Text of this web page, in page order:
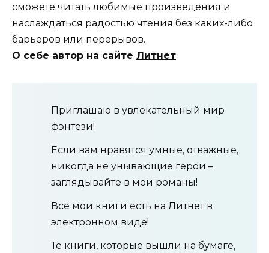
сможете читать любимые произведения и
наслаждаться радостью чтения без каких-либо
барьеров или перерывов.
О себе автор на сайте Литнет
Приглашаю в увлекательный мир
фэнтези!
Если вам нравятся умные, отважные,
никогда не унывающие герои –
заглядывайте в мои романы!
Все мои книги есть на Литнет в
электронном виде!
Те книги, которые вышли на бумаге,